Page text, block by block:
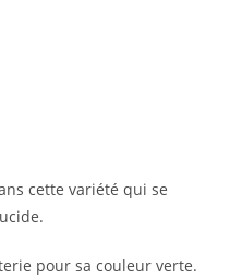
cette variété qui se
pour sa couleur verte.